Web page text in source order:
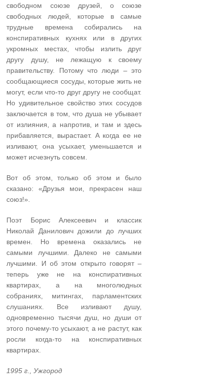
свободном союзе друзей, о союзе
свободных людей, которые в самые
трудные времена собирались на
конспиративных кухнях или в других
укромных местах, чтобы излить друг
другу душу, не лежащую к своему
правительству. Потому что люди – это
сообщающиеся сосуды, которые жить не
могут, если что-то друг другу не сообщат.
Но удивительное свойство этих сосудов
заключается в том, что душа не убывает
от излияния, а напротив, и там и здесь
прибавляется, вырастает. А когда ее не
изливают, она усыхает, уменьшается и
может исчезнуть совсем.
Вот об этом, только об этом и было
сказано: «Друзья мои, прекрасен наш
союз!».
Поэт Борис Алексеевич и классик
Николай Данилович дожили до лучших
времен. Но времена оказались не
самыми лучшими. Далеко не самыми
лучшими. И об этом открыто говорят –
теперь уже не на конспиративных
квартирах­, а на многолюдных
собраниях, митингах, парламент­ских
слушаниях. Все изливают душу,
одновременно тысячи душ, но души от
этого почему-то усыхают, а не растут, как
росли когда-то на конспиративных
квартирах.
1995 г., Ужгород